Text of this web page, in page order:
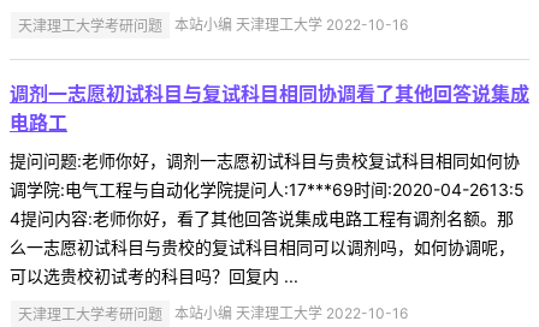
天津理工大学考研问题 本站小编 天津理工大学 2022-10-16
调剂一志愿初试科目与复试科目相同协调看了其他回答说集成
电路工
提问问题:老师你好，调剂一志愿初试科目与贵校复试科目相同如何协
调学院:电气工程与自动化学院提问人:17***69时间:2020-04-2613:5
4提问内容:老师你好，看了其他回答说集成电路工程有调剂名额。那
么一志愿初试科目与贵校的复试科目相同可以调剂吗，如何协调呢，
可以选贵校初试考的科目吗？回复内 ...
天津理工大学考研问题 本站小编 天津理工大学 2022-10-16